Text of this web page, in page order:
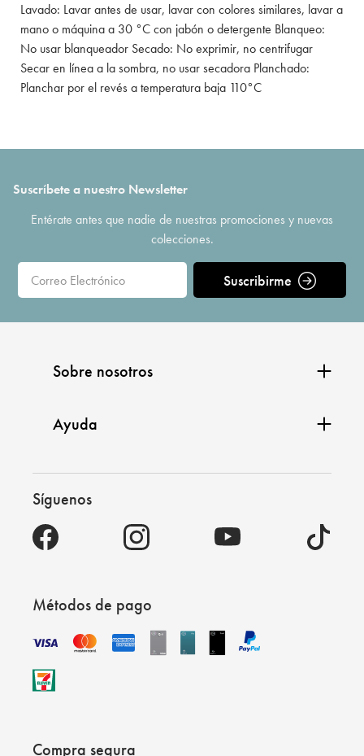
Lavado: Lavar antes de usar, lavar con colores similares, lavar a
mano o máquina a 30 °C con jabón o detergente Blanqueo:
No usar blanqueador Secado: No exprimir, no centrifugar
Secar en línea a la sombra, no usar secadora Planchado:
Planchar por el revés a temperatura baja 110°C
Suscríbete a nuestro Newsletter
Entérate antes que nadie de nuestras promociones y nuevas
colecciones.
Suscribirme
Sobre nosotros
Ayuda
Síguenos
Métodos de pago
Compra segura